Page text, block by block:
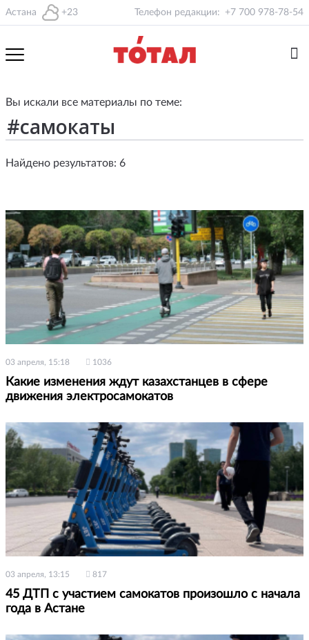
Астана +23 Телефон редакции: +7 700 978-78-54
Вы искали все материалы по теме:
Найдено результатов: 6
03 апреля, 15:18 1036
Какие изменения ждут казахстанцев в сфере
движения электросамокатов
03 апреля, 13:15 817
45 ДТП с участием самокатов произошло с начала
года в Астане